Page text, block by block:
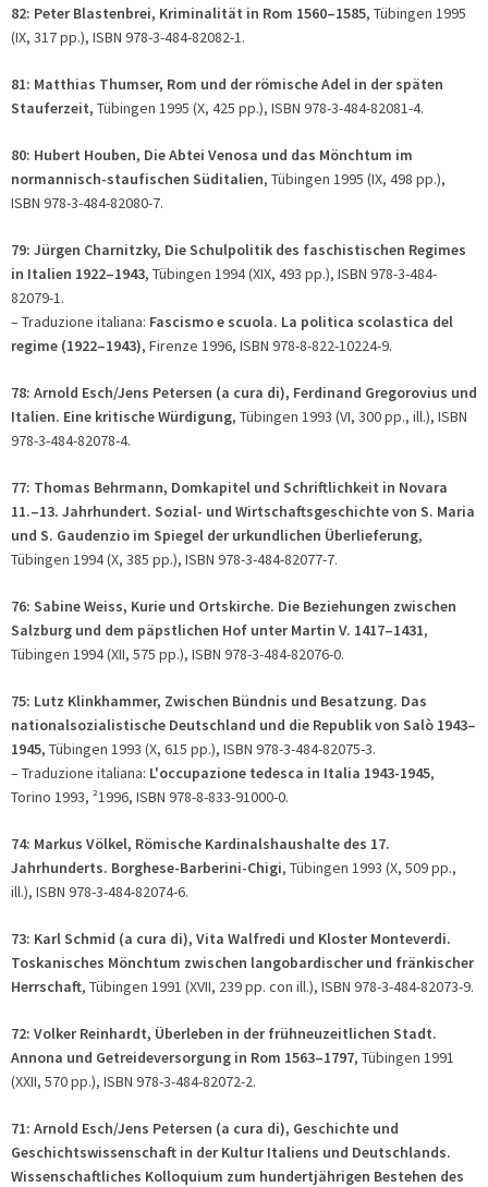
82: Peter Blastenbrei, Kriminalität in Rom 1560–1585, Tübingen 1995
(IX, 317 pp.), ISBN 978-3-484-82082-1.
81: Matthias Thumser, Rom und der römische Adel in der späten
Stauferzeit, Tübingen 1995 (X, 425 pp.), ISBN 978-3-484-82081-4.
80: Hubert Houben, Die Abtei Venosa und das Mönchtum im
normannisch-staufischen Süditalien, Tübingen 1995 (IX, 498 pp.),
ISBN 978-3-484-82080-7.
79: Jürgen Charnitzky, Die Schulpolitik des faschistischen Regimes
in Italien 1922–1943, Tübingen 1994 (XIX, 493 pp.), ISBN 978-3-484-
82079-1.
– Traduzione italiana: Fascismo e scuola. La politica scolastica del
regime (1922–1943), Firenze 1996, ISBN 978-8-822-10224-9.
78: Arnold Esch/Jens Petersen (a cura di), Ferdinand Gregorovius und
Italien. Eine kritische Würdigung, Tübingen 1993 (VI, 300 pp., ill.), ISBN
978-3-484-82078-4.
77: Thomas Behrmann, Domkapitel und Schriftlichkeit in Novara
11.–13. Jahrhundert. Sozial- und Wirtschaftsgeschichte von S. Maria
und S. Gaudenzio im Spiegel der urkundlichen Überlieferung,
Tübingen 1994 (X, 385 pp.), ISBN 978-3-484-82077-7.
76: Sabine Weiss, Kurie und Ortskirche. Die Beziehungen zwischen
Salzburg und dem päpstlichen Hof unter Martin V. 1417–1431,
Tübingen 1994 (XII, 575 pp.), ISBN 978-3-484-82076-0.
75: Lutz Klinkhammer, Zwischen Bündnis und Besatzung. Das
nationalsozialistische Deutschland und die Republik von Salò 1943–
1945, Tübingen 1993 (X, 615 pp.), ISBN 978-3-484-82075-3.
– Traduzione italiana: L'occupazione tedesca in Italia 1943-1945,
Torino 1993, ²1996, ISBN 978-8-833-91000-0.
74: Markus Völkel, Römische Kardinalshaushalte des 17.
Jahrhunderts. Borghese-Barberini-Chigi, Tübingen 1993 (X, 509 pp.,
ill.), ISBN 978-3-484-82074-6.
73: Karl Schmid (a cura di), Vita Walfredi und Kloster Monteverdi.
Toskanisches Mönchtum zwischen langobardischer und fränkischer
Herrschaft, Tübingen 1991 (XVII, 239 pp. con ill.), ISBN 978-3-484-82073-9.
72: Volker Reinhardt, Überleben in der frühneuzeitlichen Stadt.
Annona und Getreideversorgung in Rom 1563–1797, Tübingen 1991
(XXII, 570 pp.), ISBN 978-3-484-82072-2.
71: Arnold Esch/Jens Petersen (a cura di), Geschichte und
Geschichtswissenschaft in der Kultur Italiens und Deutschlands.
Wissenschaftliches Kolloquium zum hundertjährigen Bestehen des